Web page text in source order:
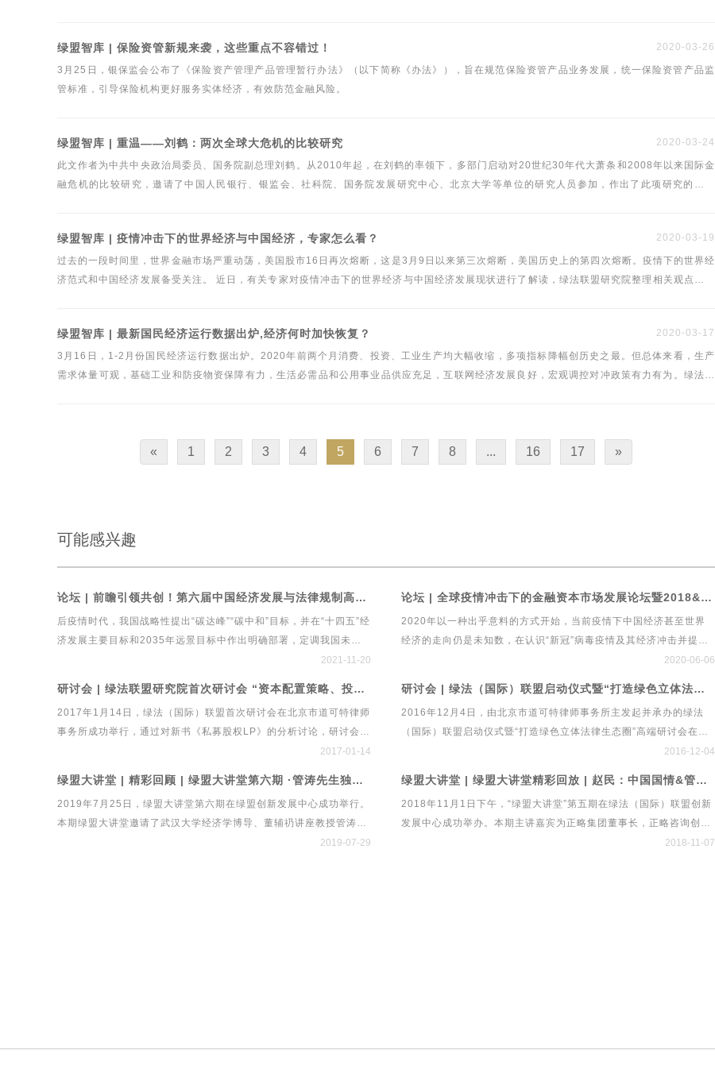
绿盟智库 | 保险资管新规来袭，这些重点不容错过！ 2020-03-26
3月25日，银保监会公布了《保险资产管理产品管理暂行办法》（以下简称《办法》），旨在规范保险资管产品业务发展，统一保险资管产品监
管标准，引导保险机构更好服务实体经济，有效防范金融风险。
绿盟智库 | 重温——刘鹤：两次全球大危机的比较研究 2020-03-24
此文作者为中共中央政治局委员、国务院副总理刘鹤。从2010年起，在刘鹤的率领下，多部门启动对20世纪30年代大萧条和2008年以来国际金
融危机的比较研究，邀请了中国人民银行、银监会、社科院、国务院发展研究中心、北京大学等单位的研究人员参加，作出了此项研究的总报
绿盟智库 | 疫情冲击下的世界经济与中国经济，专家怎么看？ 2020-03-19
过去的一段时间里，世界金融市场严重动荡，美国股市16日再次熔断，这是3月9日以来第三次熔断，美国历史上的第四次熔断。疫情下的世界经
济范式和中国经济发展备受关注。 近日，有关专家对疫情冲击下的世界经济与中国经济发展现状进行了解读，绿法联盟研究院整理相关观点，共
绿盟智库 | 最新国民经济运行数据出炉,经济何时加快恢复？ 2020-03-17
3月16日，1-2月份国民经济运行数据出炉。2020年前两个月消费、投资、工业生产均大幅收缩，多项指标降幅创历史之最。但总体来看，生产
需求体量可观，基础工业和防疫物资保障有力，生活必需品和公用事业品供应充足，互联网经济发展良好，宏观调控对冲政策有力有为。绿法联
« 1 2 3 4 5 6 7 8 ... 16 17 »
可能感兴趣
论坛 | 前瞻引领共创！第六届中国经济发展与法律规制高峰论坛暨首个绿色立体法律生态平台“绿法ECO”&建设工程行业法律健康指数发布会
后疫情时代，我国战略性提出“碳达峰”“碳中和”目标，并在“十四五”经
济发展主要目标和2035年远景目标中作出明确部署，定调我国未来
绿色发展战略建设工程行业实现绿色发展，既需要有顶层设计和战略
中的重要命题。在此背景下，绿法（国际）联盟、北京市道可特律师
事务所、新浪财经再度携手，共同举办第六届中国经济发展与法律规
制高峰论坛暨国内首个绿色立体法律生态平台系统“绿法ECO”&amp;
2021-11-20
论坛 | 全球疫情冲击下的金融资本市场发展论坛暨2018&2019中国私募基金行业法律健康蓝皮书线上发布会
2020年以一种出乎意料的方式开始，当前疫情下中国经济甚至世界
经济的走向仍是未知数，在认识“新冠”病毒疫情及其经济冲击并提出
政策建议方面，经济学家的观点仍然存在着较大的分歧。政策先行，
为代表的资产管理行业传达了怎样的政策导向？法律在本次经济危机
中应发挥什么作用？全球疫情冲击下的金融资本市场发展论坛将围绕
后疫情时代金融资本市场发展与法律规制展开深入探讨。
2020-06-06
研讨会 | 绿法联盟研究院首次研讨会 “资本配置策略、投资实践与管理之道”
2017年1月14日，绿法（国际）联盟首次研讨会在北京市道可特律师
事务所成功举行，通过对新书《私募股权LP》的分析讨论，研讨会确
立了私募股权LP的最新发展特点和趋势、中国政府引导基金和产业基
局的影响、私募股权与跨境并购等研究方向，经过多方探讨研究，本
次会议取得了丰硕成果。
2017-01-14
研讨会 | 绿法（国际）联盟启动仪式暨“打造绿色立体法律生态圈”高端研讨会
2016年12月4日，由北京市道可特律师事务所主发起并承办的绿法
（国际）联盟启动仪式暨“打造绿色立体法律生态圈”高端研讨会在北
京隆重举行。来自经济、金融、法律、文化等领域的专家学者、行业
道、中国经济导报、法制网、民主与法制、人民法治网、法制日报、
检察日报、央广传媒、今日说法、中国律师网、《投资圈》杂志、
《首席财务官》杂志等二十余家媒体进行现场报道。
2016-12-04
绿盟大讲堂 | 精彩回顾 | 绿盟大讲堂第六期 ·管涛先生独家解读贸易摩擦、经济形势与人民币汇率
2019年7月25日，绿盟大讲堂第六期在绿盟创新发展中心成功举行。
本期绿盟大讲堂邀请了武汉大学经济学博导、董辅礽讲座教授管涛先
生，他长期从事货币可兑换、国际收支、汇率政策、国际资本流动等
2019-07-29
绿盟大讲堂 | 绿盟大讲堂精彩回放 | 赵民：中国国情&管理规律——两大维度告诉你如何在中国做管理
2018年11月1日下午，“绿盟大讲堂”第五期在绿法（国际）联盟创新
发展中心成功举办。本期主讲嘉宾为正略集团董事长，正略咨询创始
人赵民先生。赵民先生从中国国情和管理规律两大维度出发，对“企业
2018-11-07